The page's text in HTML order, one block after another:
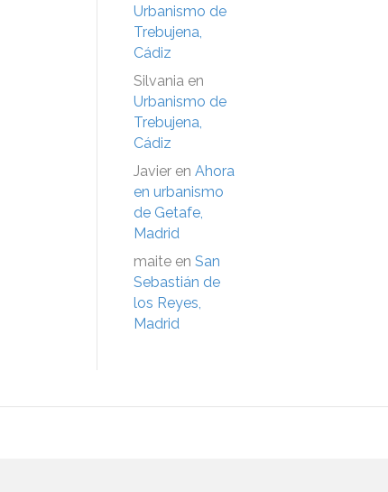
Urbanismo de
Trebujena,
Cádiz
Silvania en
Urbanismo de
Trebujena,
Cádiz
Javier en Ahora
en urbanismo
de Getafe,
Madrid
maite en San
Sebastián de
los Reyes,
Madrid